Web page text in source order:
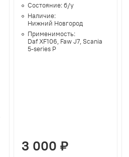
Состояние:б/у
Наличие:
Нижний Новгород
Применимость:
Daf XF106, Faw J7, Scania
5-series P
3 000 ₽